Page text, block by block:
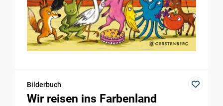
Bilderbuch
Wir reisen ins Farbenland